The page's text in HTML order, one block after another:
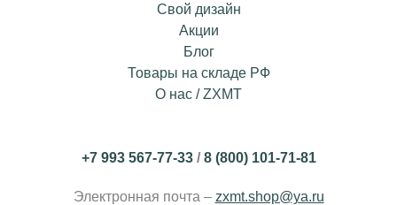
Свой дизайн
Акции
Блог
Товары на складе РФ
О нас / ZXMT
+7 993 567-77-33/8 (800) 101-71-81
Электронная почта – zxmt.shop@ya.ru